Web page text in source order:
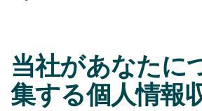
当社があなたに
集する個人情報